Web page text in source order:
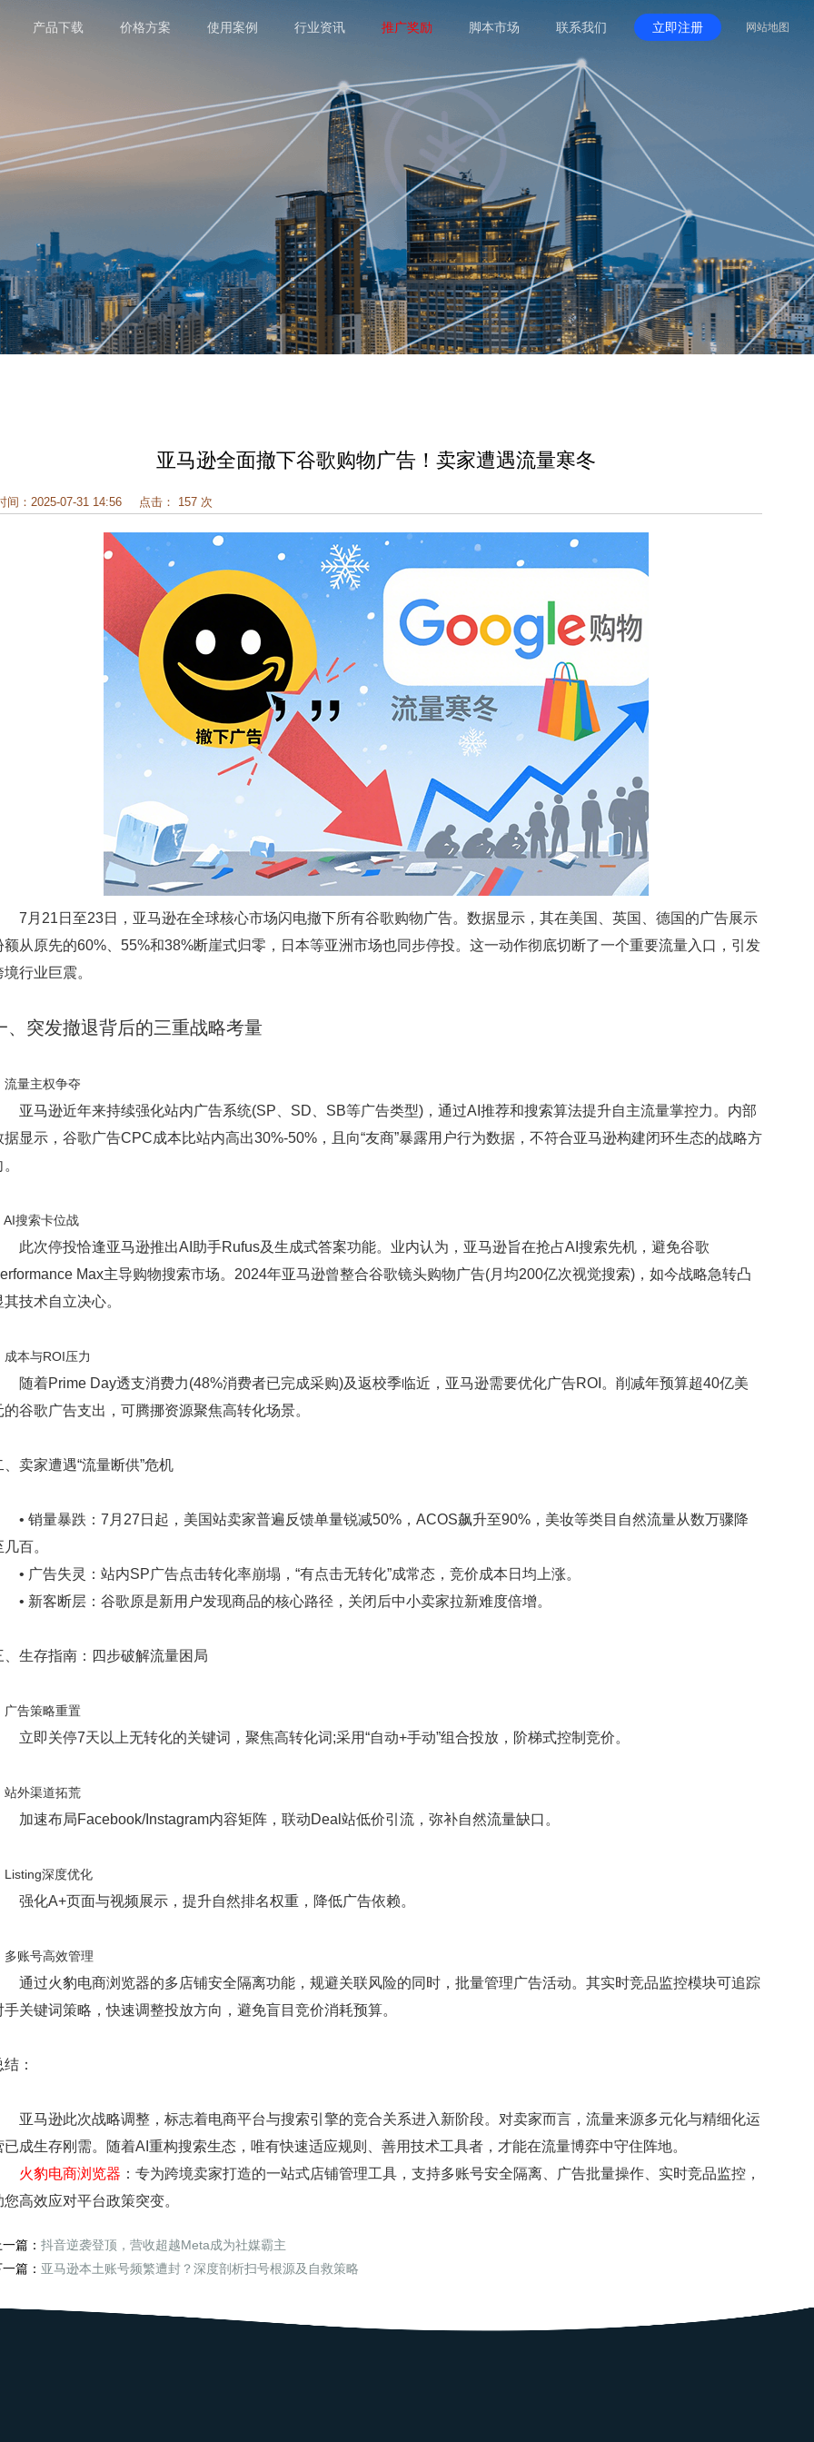
产品下载 价格方案 使用案例 行业资讯 推广奖励 脚本市场 联系我们 立即注册 网站地图
亚马逊全面撤下谷歌购物广告！卖家遭遇流量寒冬
间：2025-07-31 14:56 点击： 157 次
21日至23日，亚马逊在全球核心市场闪电撤下所有谷歌购物广告。数据显示，其在美国、英国、德国的广告展示
额从原先的60%、55%和38%断崖式归零，日本等亚洲市场也同步停投。这一动作彻底切断了一个重要流量入口，引发
境行业巨震。
、突发撤退背后的三重战略考量
流量主权争夺
马逊近年来持续强化站内广告系统(SP、SD、SB等广告类型)，通过AI推荐和搜索算法提升自主流量掌控力。内部
据显示，谷歌广告CPC成本比站内高出30%-50%，且向“友商”暴露用户行为数据，不符合亚马逊构建闭环生态的战略方
AI搜索卡位战
次停投恰逢亚马逊推出AI助手Rufus及生成式答案功能。业内认为，亚马逊旨在抢占AI搜索先机，避免谷歌
Max主导购物搜索市场。2024年亚马逊曾整合谷歌镜头购物广告(月均200亿次视觉搜索)，如今战略急转凸
其技术自立决心。
成本与ROI压力
着Prime Day透支消费力(48%消费者已完成采购)及返校季临近，亚马逊需要优化广告ROI。削减年预算超40亿美
的谷歌广告支出，可腾挪资源聚焦高转化场景。
、卖家遭遇“流量断供”危机
销量暴跌：7月27日起，美国站卖家普遍反馈单量锐减50%，ACOS飙升至90%，美妆等类目自然流量从数万骤降
几百。
告失灵：站内SP广告点击转化率崩塌，“有点击无转化”成常态，竞价成本日均上涨。
新客断层：谷歌原是新用户发现商品的核心路径，关闭后中小卖家拉新难度倍增。
、生存指南：四步破解流量困局
广告策略重置
即关停7天以上无转化的关键词，聚焦高转化词;采用“自动+手动”组合投放，阶梯式控制竞价。
站外渠道拓荒
速布局Facebook/Instagram内容矩阵，联动Deal站低价引流，弥补自然流量缺口。
Listing深度优化
化A+页面与视频展示，提升自然排名权重，降低广告依赖。
多账号高效管理
过火豹电商浏览器的多店铺安全隔离功能，规避关联风险的同时，批量管理广告活动。其实时竞品监控模块可追踪
手关键词策略，快速调整投放方向，避免盲目竞价消耗预算。
：
马逊此次战略调整，标志着电商平台与搜索引擎的竞合关系进入新阶段。对卖家而言，流量来源多元化与精细化运
已成生存刚需。随着AI重构搜索生态，唯有快速适应规则、善用技术工具者，才能在流量博弈中守住阵地。
火豹电商浏览器 ：专为跨境卖家打造的一站式店铺管理工具，支持多账号安全隔离、广告批量操作、实时竞品监控，
您高效应对平台政策突变。
篇： 抖音逆袭登顶，营收超越Meta成为社媒霸主
篇： 亚马逊本土账号频繁遭封？深度剖析扫号根源及自救策略